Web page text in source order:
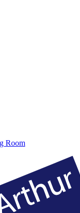
Room